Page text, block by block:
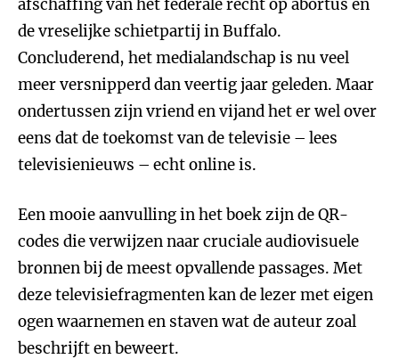
afschaffing van het federale recht op abortus en
de vreselijke schietpartij in Buffalo.
Concluderend, het medialandschap is nu veel
meer versnipperd dan veertig jaar geleden. Maar
ondertussen zijn vriend en vijand het er wel over
eens dat de toekomst van de televisie – lees
televisienieuws – echt online is.
Een mooie aanvulling in het boek zijn de QR-
codes die verwijzen naar cruciale audiovisuele
bronnen bij de meest opvallende passages. Met
deze televisiefragmenten kan de lezer met eigen
ogen waarnemen en staven wat de auteur zoal
beschrijft en beweert.